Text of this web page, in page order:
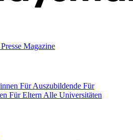
Presse Magazine
Für Auszubildende Für
Für Eltern Alle Universitäten